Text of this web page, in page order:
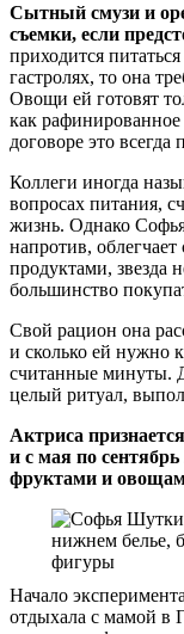
Сытный смузи и
съемки, если
приходится
гастролях, то она
Овощи ей готовят
как
договоре это
Коллеги иногда
вопросах питания,
жизнь. Однако
напротив,
продуктами, звезда
большинство
Свой рацион она
и сколько ей нужно
считанные минуты.
целый ритуал,
Актриса
и с мая по сентябрь
фруктами и
Начало
отдыхала с мамой в